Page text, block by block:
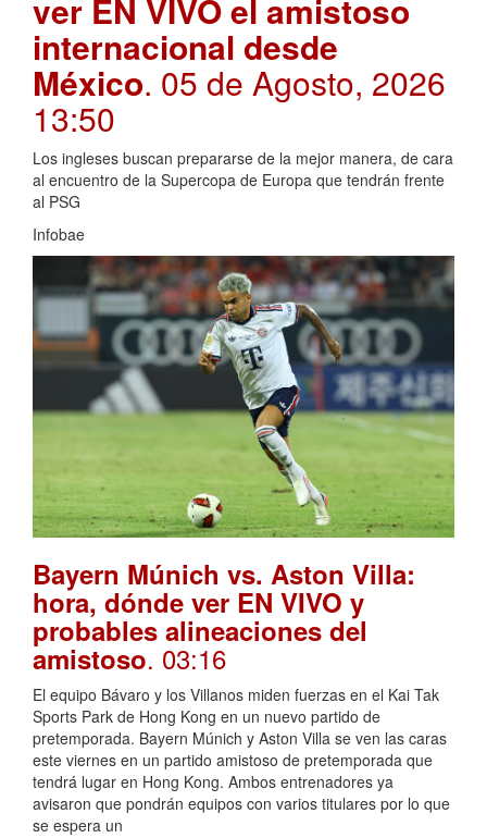
ver EN VIVO el amistoso
internacional desde
México. 05 de Agosto, 2026
13:50
Los ingleses buscan prepararse de la mejor manera, de cara
al encuentro de la Supercopa de Europa que tendrán frente
al PSG
Infobae
Bayern Múnich vs. Aston Villa:
hora, dónde ver EN VIVO y
probables alineaciones del
amistoso. 03:16
El equipo Bávaro y los Villanos miden fuerzas en el Kai Tak
Sports Park de Hong Kong en un nuevo partido de
pretemporada. Bayern Múnich y Aston Villa se ven las caras
este viernes en un partido amistoso de pretemporada que
tendrá lugar en Hong Kong. Ambos entrenadores ya
avisaron que pondrán equipos con varios titulares por lo que
se espera un